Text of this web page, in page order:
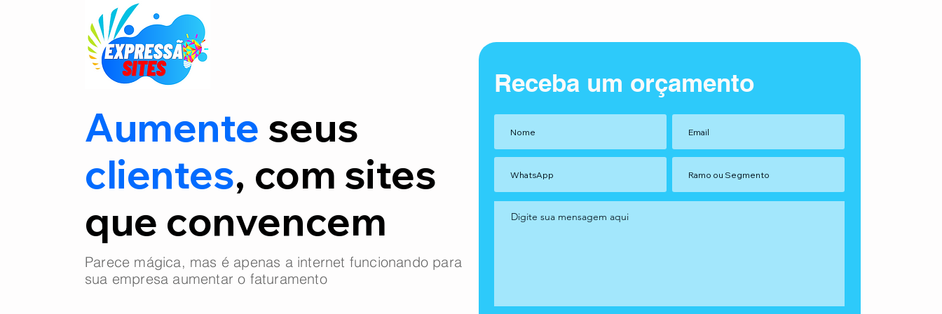
Aumente seus
clientes, com sites
que convencem
Parece mágica, mas é apenas a internet funcionando para
sua empresa aumentar o faturamento
Receba um orçamento